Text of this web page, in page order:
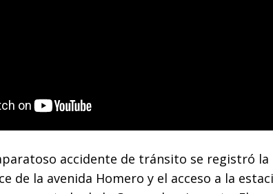
accidente de tránsito se registró
de la avenida Homero y el acceso a la